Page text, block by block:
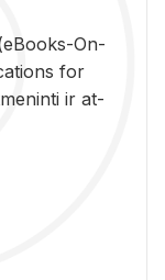
On-
for
ir at­